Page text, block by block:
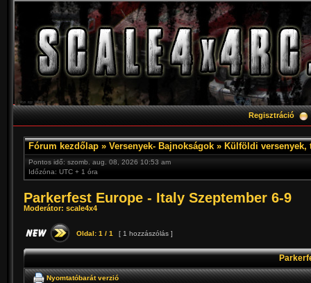
Regisztráció
Fórum kezdőlap » Versenyek- Bajnokságok » Külföldi versenyek,
Pontos idő: szomb. aug. 08, 2026 10:53 am
Időzóna: UTC + 1 óra
Parkerfest Europe - Italy Szeptember 6-9
Moderátor: scale4x4
Oldal: 1 / 1 [ 1 hozzászólás ]
Nyomtatóbarát verzió